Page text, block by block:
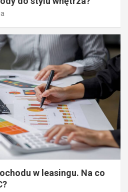
w leasingu. Na co